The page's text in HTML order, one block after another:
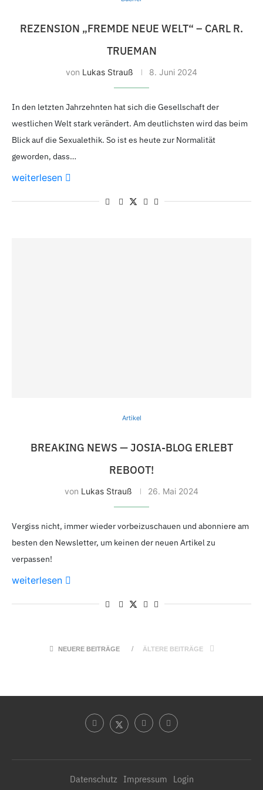
REZENSION „FREMDE NEUE WELT“ – CARL R.
TRUEMAN
von Lukas Strauß 8. Juni 2024
In den letzten Jahrzehnten hat sich die Gesellschaft der
westlichen Welt stark verändert. Am deutlichsten wird das beim
Blick auf die Sexualethik. So ist es heute zur Normalität
geworden, dass…
weiterlesen
Artikel
BREAKING NEWS — JOSIA-BLOG ERLEBT
REBOOT!
von Lukas Strauß 26. Mai 2024
Vergiss nicht, immer wieder vorbeizuschauen und abonniere am
besten den Newsletter, um keinen der neuen Artikel zu
verpassen!
weiterlesen
NEUERE BEITRÄGE ÄLTERE BEITRÄGE
Datenschutz Impressum Login